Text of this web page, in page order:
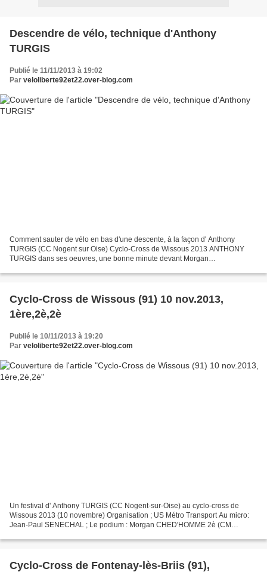
Descendre de vélo, technique d'Anthony
TURGIS
Publié le 11/11/2013 à 19:02
Par veloliberte92et22.over-blog.com
Comment sauter de vélo en bas d'une descente, à la façon d' Anthony
TURGIS (CC Nogent sur Oise) Cyclo-Cross de Wissous 2013 ANTHONY
TURGIS dans ses oeuvres, une bonne minute devant Morgan
Cyclo-Cross de Wissous (91) 10 nov.2013,
1ère,2è,2è
Publié le 10/11/2013 à 19:20
Par veloliberte92et22.over-blog.com
Un festival d' Anthony TURGIS (CC Nogent-sur-Oise) au cyclo-cross de
Wissous 2013 (10 novembre) Organisation ; US Métro Transport Au micro:
Jean-Paul SENECHAL ; Le podium : Morgan CHED'HOMME 2è (CM
Cyclo-Cross de Fontenay-lès-Briis (91),